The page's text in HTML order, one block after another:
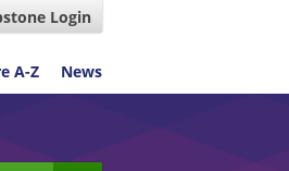
Login
A-Z News